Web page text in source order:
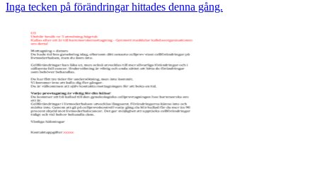
Inga tecken på förändringar hittades denna gång.